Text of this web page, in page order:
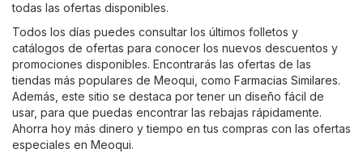
todas las ofertas disponibles.
Todos los días puedes consultar los últimos folletos y
catálogos de ofertas para conocer los nuevos descuentos y
promociones disponibles. Encontrarás las ofertas de las
tiendas más populares de Meoqui, como Farmacias Similares.
Además, este sitio se destaca por tener un diseño fácil de
usar, para que puedas encontrar las rebajas rápidamente.
Ahorra hoy más dinero y tiempo en tus compras con las ofertas
especiales en Meoqui.